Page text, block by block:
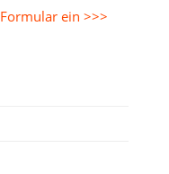
Formular ein >>>